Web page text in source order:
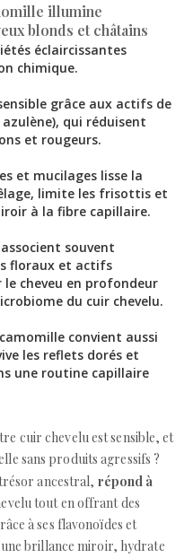
illumine
blonds et châtains
éclaircissantes
chimique.
grâce aux actifs de
qui réduisent
et rougeurs.
et mucilages lisse la
limite les frisottis et
à la fibre capillaire.
souvent
floraux et actifs
cheveu en profondeur
du cuir chevelu.
convient aussi
les reflets dorés et
une routine capillaire
cuir chevelu est sensible, et
sans produits agressifs ?
ancestral, répond à
tout en offrant des
à ses flavonoïdes et
brillance miroir, hydrate